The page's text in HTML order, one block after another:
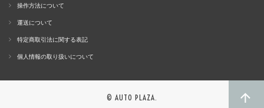
操作方法について
運送について
特定商取引法に関する表記
個人情報の取り扱いについて
© AUTO PLAZA.